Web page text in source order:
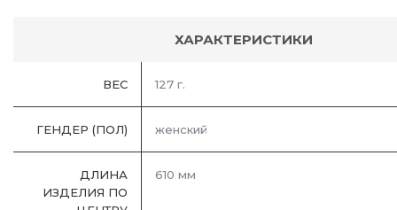
ХАРАКТЕРИСТИКИ
ВЕС 127 г.
ГЕНДЕР (ПОЛ) женский
ДЛИНА
ИЗДЕЛИЯ ПО
610 мм